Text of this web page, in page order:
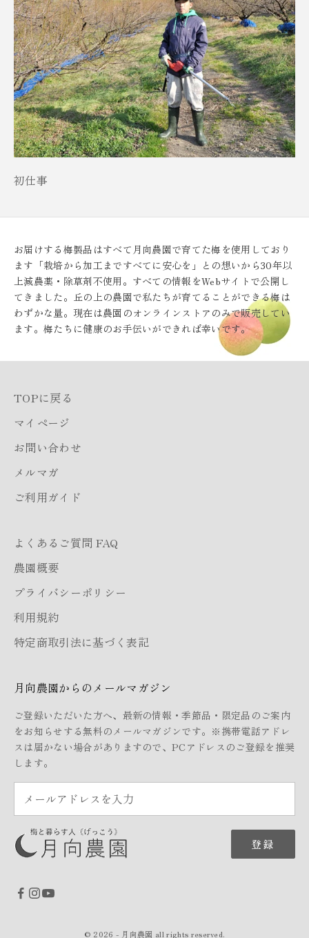
初仕事
お届けする梅製品はすべて月向農園で育てた梅を使用しており
ます「栽培から加工まですべてに安心を」との想いから30年以
上減農薬・除草剤不使用。すべての情報をWebサイトで公開し
てきました。丘の上の農園で私たちが育てることができる梅は
わずかな量。現在は農園のオンラインストアのみで販売してい
ます。梅たちに健康のお手伝いができれば幸いです。
TOPに戻る
マイページ
お問い合わせ
メルマガ
ご利用ガイド
よくあるご質問 FAQ
農園概要
プライバシーポリシー
利用規約
特定商取引法に基づく表記
月向農園からのメールマガジン
ご登録いただいた方へ、最新の情報・季節品・限定品のご案内
をお知らせする無料のメールマガジンです。※携帯電話アドレ
スは届かない場合がありますので、PCアドレスのご登録を推奨
します。
登録
© 2026 - 月向農園 all rights reserved.